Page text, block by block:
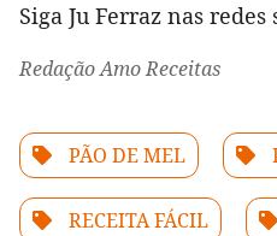
Siga Ju Ferraz nas redes
Redação Amo Receitas
PÃO DE MEL
RECEITA FÁCIL